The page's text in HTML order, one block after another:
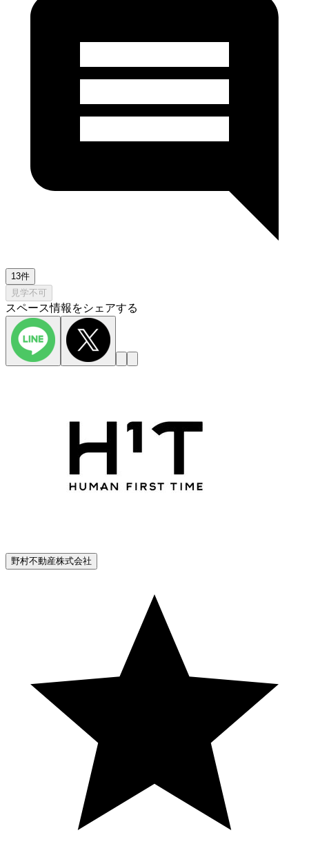
13件
見学不可
スペース情報をシェアする
野村不動産株式会社